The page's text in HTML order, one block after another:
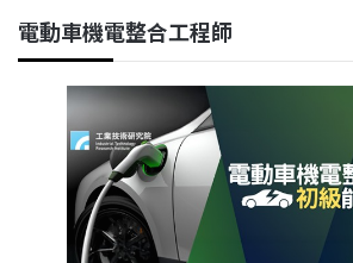
電動車機電整合工程師